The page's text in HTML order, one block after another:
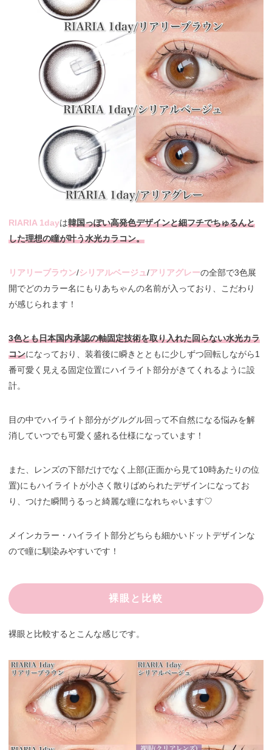
RIARIA 1dayは韓国っぽい高発色デザインと細フチでちゅるんと
した理想の瞳が叶う水光カラコン。
リアリーブラウン/シリアルベージュ/アリアグレーの全部で3色展
開でどのカラー名にもりあちゃんの名前が入っており、こだわり
が感じられます！
3色とも日本国内承認の軸固定技術を取り入れた回らない水光カラ
コンになっており、装着後に瞬きとともに少しずつ回転しながら1
番可愛く見える固定位置にハイライト部分がきてくれるように設
計。
目の中でハイライト部分がグルグル回って不自然になる悩みを解
消していつでも可愛く盛れる仕様になっています！
また、レンズの下部だけでなく上部(正面から見て10時あたりの位
置)にもハイライトが小さく散りばめられたデザインになってお
り、つけた瞬間うるっと綺麗な瞳になれちゃいます♡
メインカラー・ハイライト部分どちらも細かいドットデザインな
ので瞳に馴染みやすいです！
裸眼と比較
裸眼と比較するとこんな感じです。